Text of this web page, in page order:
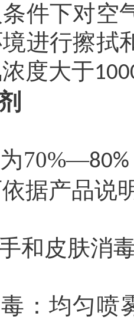
件下对空
进行擦拭
度大于
70%—80%
据产品说
和皮肤消
：均匀